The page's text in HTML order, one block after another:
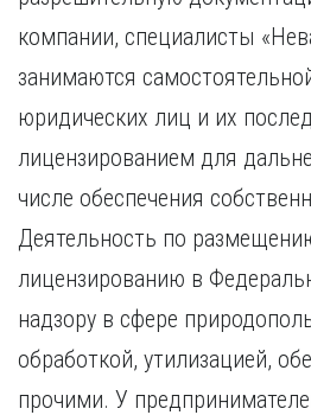
Красноярск
Курган
Л
Липецк
Махачкала
Мурманск
Н
Набережные Челны
компании, специалисты
занимаются
юридических лиц и их
лицензированием для
числе обеспечения
Деятельность по
лицензированию в
надзору в сфере
обработкой, утилизацией,
прочими. У